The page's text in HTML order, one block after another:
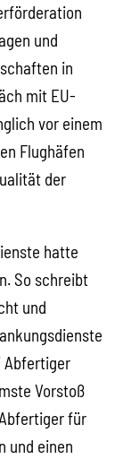
und
in
mit EU-
vor einem
Flughäfen
der
hatte
So schreibt
und
Abfertiger
Vorstoß
für
und einen